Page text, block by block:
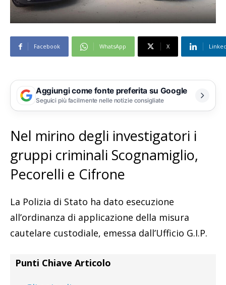
Facebook WhatsApp X
Aggiungi come fonte preferita su Google
Seguici più facilmente nelle notizie consigliate
Nel mirino degli investigatori i
gruppi criminali Scognamiglio,
Pecorelli e Cifrone
La Polizia di Stato ha dato esecuzione
all’ordinanza di applicazione della misura
cautelare custodiale, emessa dall’Ufficio G.I.P.
Punti Chiave Articolo